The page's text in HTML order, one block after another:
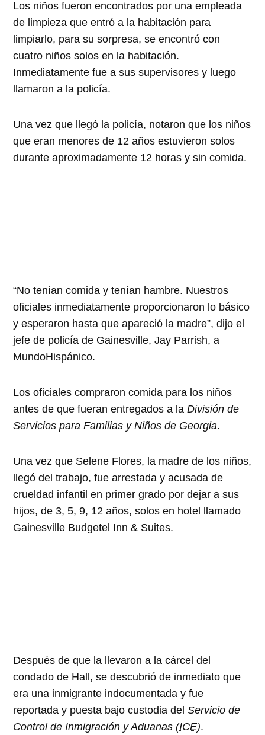
Los niños fueron encontrados por una empleada
de limpieza que entró a la habitación para
limpiarlo, para su sorpresa, se encontró con
cuatro niños solos en la habitación.
Inmediatamente fue a sus supervisores y luego
llamaron a la policía.
Una vez que llegó la policía, notaron que los niños
que eran menores de 12 años estuvieron solos
durante aproximadamente 12 horas y sin comida.
No tenían comida y tenían hambre. Nuestros
oficiales inmediatamente proporcionaron lo básico
y esperaron hasta que apareció la madre , dijo el
jefe de policía de Gainesville, Jay Parrish, a
MundoHispánico.
Los oficiales compraron comida para los niños
antes de que fueran entregados a laDivisión de
Servicios para Familias y Niños de Georgia.
Una vez que Selene Flores, la madre de los niños,
llegó del trabajo, fue arrestada y acusada de
crueldad infantil en primer grado por dejar a sus
hijos, de 3, 5, 9, 12 años, solos en hotel llamado
Gainesville Budgetel Inn & Suites.
Después de que la llevaron a la cárcel del
condado de Hall, se descubrió de inmediato que
era una inmigrante indocumentada y fue
reportada y puesta bajo custodia delServicio de
Control de Inmigración y Aduanas (ICE).